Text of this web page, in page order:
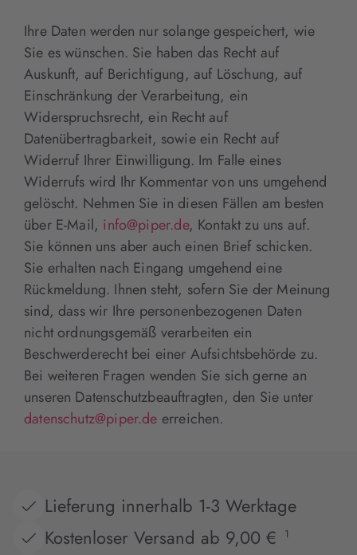
Ihre Daten werden nur solange gespeichert, wie
Sie es wünschen. Sie haben das Recht auf
Auskunft, auf Berichtigung, auf Löschung, auf
Einschränkung der Verarbeitung, ein
Widerspruchsrecht, ein Recht auf
Datenübertragbarkeit, sowie ein Recht auf
Widerruf Ihrer Einwilligung. Im Falle eines
Widerrufs wird Ihr Kommentar von uns umgehend
gelöscht. Nehmen Sie in diesen Fällen am besten
über E-Mail, info@piper.de, Kontakt zu uns auf.
Sie können uns aber auch einen Brief schicken.
Sie erhalten nach Eingang umgehend eine
Rückmeldung. Ihnen steht, sofern Sie der Meinung
sind, dass wir Ihre personenbezogenen Daten
nicht ordnungsgemäß verarbeiten ein
Beschwerderecht bei einer Aufsichtsbehörde zu.
Bei weiteren Fragen wenden Sie sich gerne an
unseren Datenschutzbeauftragten, den Sie unter
datenschutz@piper.de erreichen.
Lieferung innerhalb 1-3 Werktage
Kostenloser Versand ab 9,00 €
1